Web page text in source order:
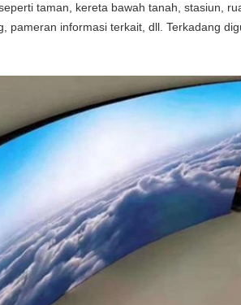
taman, kereta bawah tanah, stasiun,
pameran informasi terkait, dll. Terkadang